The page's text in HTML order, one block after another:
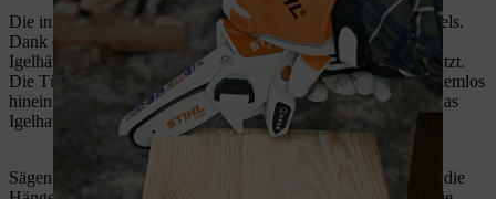
Die innere Hängetür führt zum eigentlichen Schlafplatz des Igels.
Dank des verwinkelten Eingangs ist das schlafende Tier im
Igelhäuschen vor Kälte, Wind und natürlichen Feinden geschützt.
Die Tür des Igelhauses schreckt sie ab, während der Igel problemlos
hinein- und wieder herauskrabbelt. Eine solche Hängetür für das
Igelhaus selber zu bauen ist ganz einfach.
Sägen Sie dafür den Durchgang in der Innenwand aus. Damit die